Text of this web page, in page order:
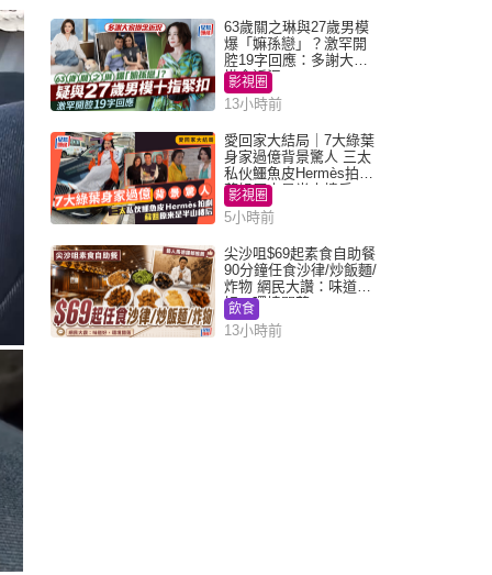
63歲關之琳與27歲男模
爆「嫲孫戀」？激罕開
腔19字回應：多謝大家
掛念近況
影視圈
13小時前
愛回家大結局｜7大綠葉
身家過億背景驚人 三太
私伙鱷魚皮Hermès拍劇
蘇姐原來是半山樓后
影視圈
5小時前
尖沙咀$69起素食自助餐
90分鐘任食沙律/炒飯麵/
炸物 網民大讚：味道
好，環境闊落
飲食
13小時前